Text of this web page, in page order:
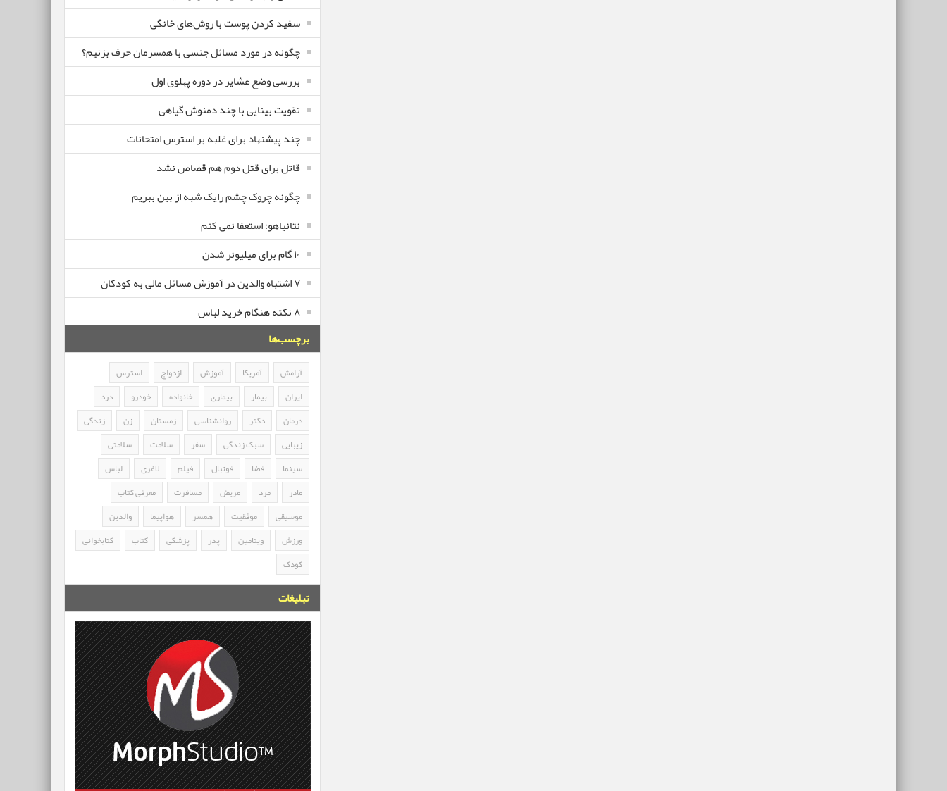
سفید کردن پوست با روش‌های خانگی
چگونه در مورد مسائل جنسی با همسرمان حرف بزنیم؟
بررسی وضع عشایر در دوره پهلوی اول
تقویت بینایی با چند دمنوش گیاهی
چند پیشنهاد برای غلبه بر استرس امتحانات
قاتل برای قتل دوم هم قصاص نشد
چگونه چروک چشم رایک شبه از بین ببریم
نتانیاهو: استعفا نمی کنم
۱۰ گام برای میلیونر شدن
۷ اشتباه والدین در آموزش مسائل مالی به کودکان
۸ نکته هنگام خرید لباس
برچسب‌ها
آرامش آمریکا آموزش ازدواج
استرس
ایران
بیمار بیماری خانواده خودرو
درد
درمان
دکتر روانشناسی زمستان زن
زندگی
زیبایی
سبک زندگی سفر سلامت
سلامتی
سینما
فضا فوتبال فیلم لاغری
لباس
مادر
مرد مریض مسافرت
معرفی کتاب
موسیقی
موفقیت همسر هواپیما
والدین
ورزش
ویتامین پدر پزشکی کتاب
کتابخوانی
کودک
تبلیغات